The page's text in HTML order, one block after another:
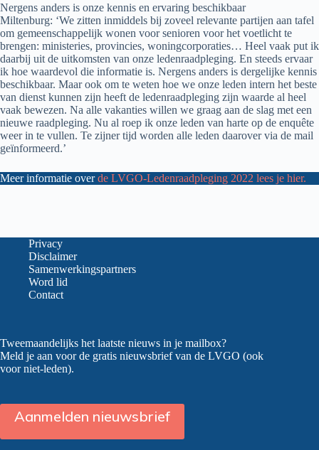
Nergens anders is onze kennis en ervaring beschikbaar
Miltenburg: ‘We zitten inmiddels bij zoveel relevante partijen aan tafel
om gemeenschappelijk wonen voor senioren voor het voetlicht te
brengen: ministeries, provincies, woningcorporaties… Heel vaak put ik
daarbij uit de uitkomsten van onze ledenraadpleging. En steeds ervaar
ik hoe waardevol die informatie is. Nergens anders is dergelijke kennis
beschikbaar. Maar ook om te weten hoe we onze leden intern het beste
van dienst kunnen zijn heeft de ledenraadpleging zijn waarde al heel
vaak bewezen. Na alle vakanties willen we graag aan de slag met een
nieuwe raadpleging. Nu al roep ik onze leden van harte op de enquête
weer in te vullen. Te zijner tijd worden alle leden daarover via de mail
geïnformeerd.’
Meer informatie overde LVGO-Ledenraadpleging 2022 lees je hier.
Privacy
Disclaimer
Samenwerkingspartners
Word lid
Contact
Tweemaandelijks het laatste nieuws in je mailbox?
Meld je aan voor de gratis nieuwsbrief van de LVGO (ook
voor niet-leden).
Aanmelden nieuwsbrief